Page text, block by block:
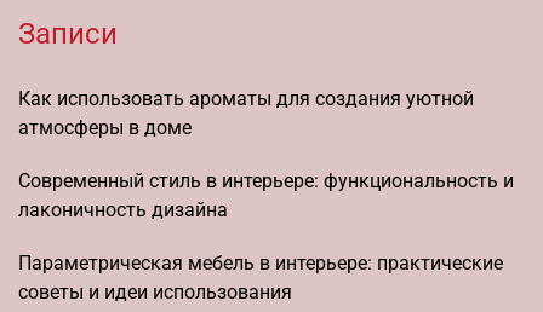
Записи
Как использовать ароматы для создания уютной
атмосферы в доме
Современный стиль в интерьере: функциональность и
лаконичность дизайна
Параметрическая мебель в интерьере: практические
советы и идеи использования